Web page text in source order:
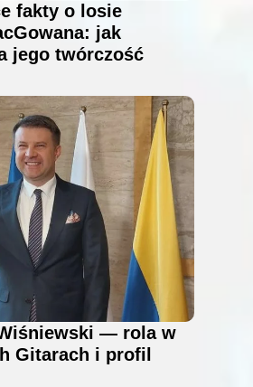
fakty o losie
jak
jego twórczość
— rola w
Gitarach i profil